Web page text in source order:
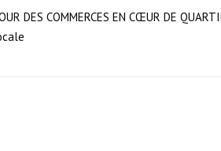
DES COMMERCES EN CŒUR DE